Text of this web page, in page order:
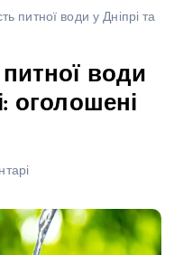
питної води у Дніпрі та
води
оголошені